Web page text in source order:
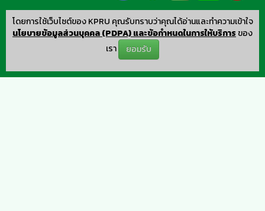
โดยการใช้เว็บไซต์ของ KPRU คุณรับทราบว่าคุณได้อ่านและทำความเข้าใจ
นโยบายข้อมูลส่วนบุคคล (PDPA) และข้อกำหนดในการให้บริการ ของ
เรา
ยอมรับ